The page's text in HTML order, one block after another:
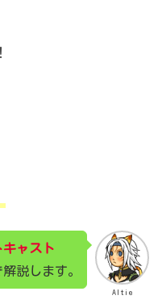
Altie
キャスト
説します。